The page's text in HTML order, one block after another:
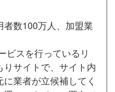
者数100万人、加盟業
スを行っているリ
りサイトで、サイト内
業者が立候補してく